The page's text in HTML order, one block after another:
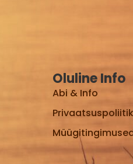
Oluline Info
Abi & Info